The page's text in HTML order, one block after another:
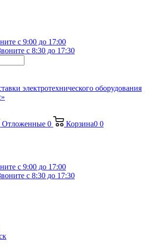
с 9:00 до 17:00
с 8:30 до 17:30
Отложенные 0 Корзина0 0
с 9:00 до 17:00
с 8:30 до 17:30